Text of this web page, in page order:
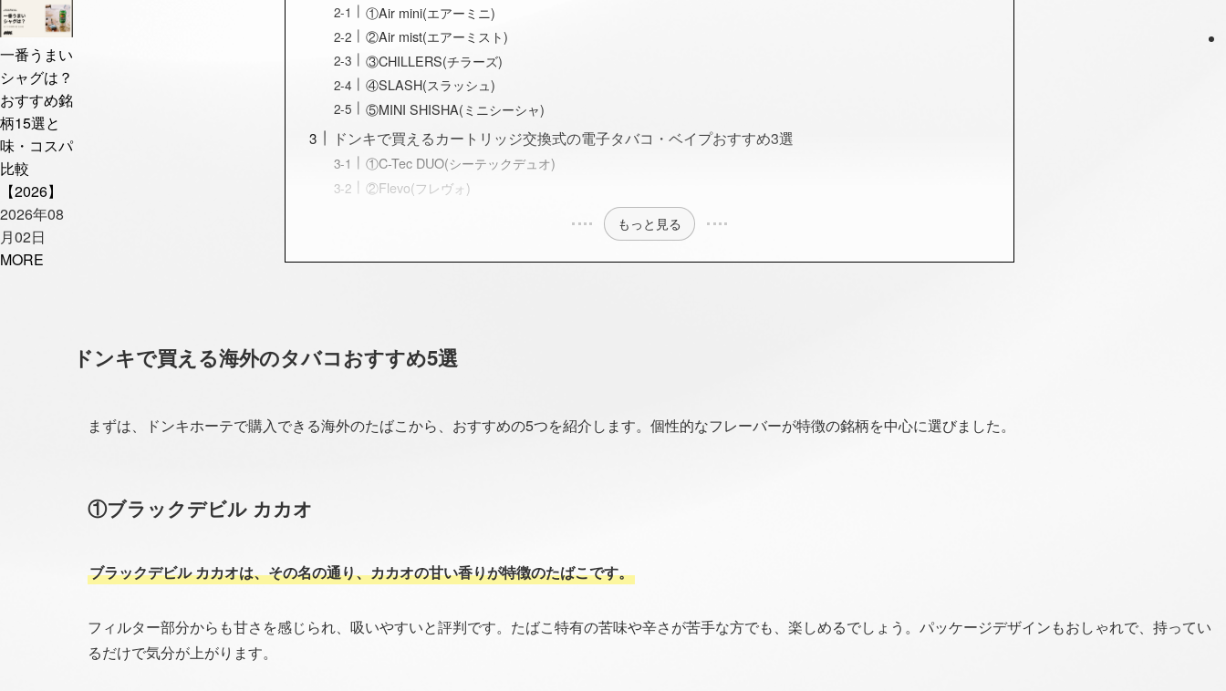
一番うまい
シャグは？
おすすめ銘
柄15選と
味・コスパ
比較
【2026】
2026年08
月02日
MORE
①Air mini(エアーミニ)
②Air mist(エアーミスト)
③CHILLERS(チラーズ)
④SLASH(スラッシュ)
⑤MINI SHISHA(ミニシーシャ)
ドンキで買えるカートリッジ交換式の電子タバコ・ベイプおすすめ3選
①C-Tec DUO(シーテックデュオ)
②Flevo(フレヴォ)
もっと見る
ドンキで買える海外のタバコおすすめ5選
まずは、ドンキホーテで購入できる海外のたばこから、おすすめの5つを紹介します。個性的なフレーバーが特徴の銘柄を中心に選びました。
①ブラックデビル カカオ
ブラックデビル カカオは、その名の通り、カカオの甘い香りが特徴のたばこです。
フィルター部分からも甘さを感じられ、吸いやすいと評判です。たばこ特有の苦味や辛さが苦手な方でも、楽しめるでしょう。パッケージデザインもおしゃれで、持ってい
るだけで気分が上がります。